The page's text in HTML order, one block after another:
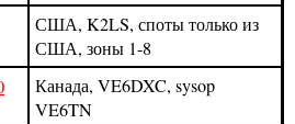
США, K2LS, споты только из
США, зоны 1-8
Канада, VE6DXC, sysop
VE6TN